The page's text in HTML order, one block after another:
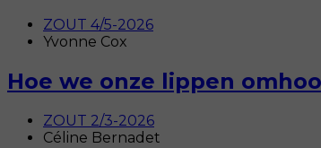
ZOUT 4/5-2026
Yvonne Cox
Hoe we onze lippen
ZOUT 2/3-2026
Céline Bernadet